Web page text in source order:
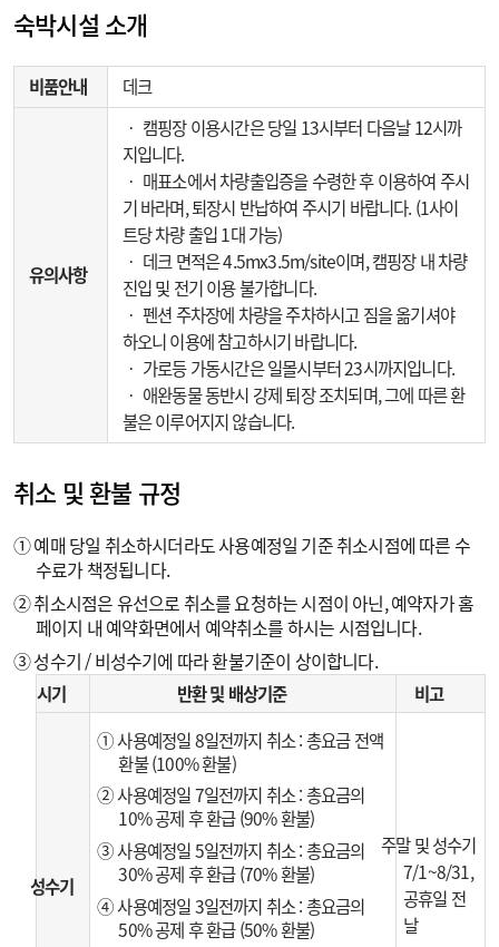
숙박시설 소개
비품안내 데크
유의사항
‧ 캠핑장 이용시간은 당일 13시부터 다음날 12시까
지입니다.
‧ 매표소에서 차량출입증을 수령한 후 이용하여 주시
기 바라며, 퇴장시 반납하여 주시기 바랍니다. (1사이
트당 차량 출입 1대 가능)
‧ 데크 면적은 4.5mx3.5m/site이며, 캠핑장 내 차량
진입 및 전기 이용 불가합니다.
‧ 펜션 주차장에 차량을 주차하시고 짐을 옮기셔야
하오니 이용에 참고하시기 바랍니다.
‧ 가로등 가동시간은 일몰시부터 23시까지입니다.
‧ 애완동물 동반시 강제 퇴장 조치되며, 그에 따른 환
불은 이루어지지 않습니다.
취소 및 환불 규정
① 예매 당일 취소하시더라도 사용예정일 기준 취소시점에 따른 수
수료가 책정됩니다.
② 취소시점은 유선으로 취소를 요청하는 시점이 아닌, 예약자가 홈
페이지 내 예약화면에서 예약취소를 하시는 시점입니다.
③ 성수기 / 비성수기에 따라 환불기준이 상이합니다.
시기 반환 및 배상기준 비고
성수기
① 사용예정일 8일전까지 취소 : 총요금 전액
환불 (100% 환불)
② 사용예정일 7일전까지 취소 : 총요금의
10% 공제 후 환급 (90% 환불)
③ 사용예정일 5일전까지 취소 : 총요금의
30% 공제 후 환급 (70% 환불)
④ 사용예정일 3일전까지 취소 : 총요금의
50% 공제 후 환급 (50% 환불)
주말 및 성수기
7/1~8/31,
공휴일 전
날